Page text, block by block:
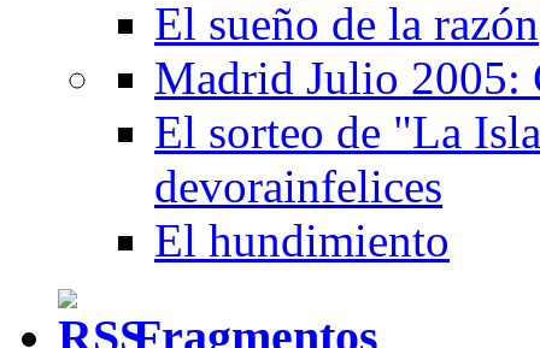
El sueño de la razón
Madrid Julio 2005:
El sorteo de "La
devorainfelices
El hundimiento
Fragmentos